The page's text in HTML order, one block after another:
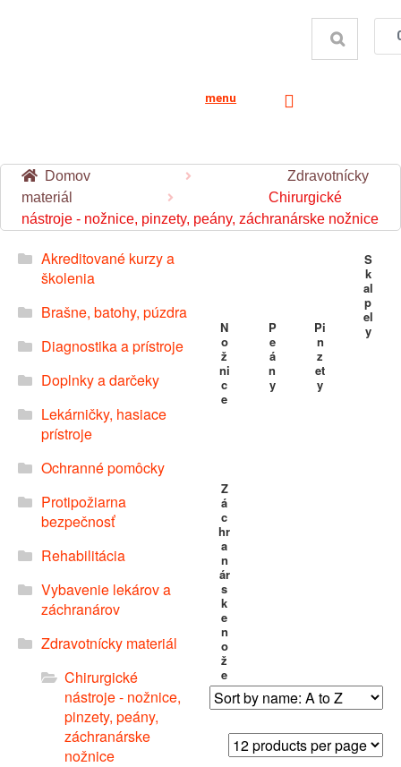
menu
Domov
Zdravotnícky
materiál
Chirurgické
nástroje - nožnice, pinzety, peány, záchranárske nožnice
Akreditované kurzy a
školenia
Brašne, batohy, púzdra
Diagnostika a prístroje
Doplnky a darčeky
Lekárničky, hasiace
prístroje
Ochranné pomôcky
Protipožiarna
bezpečnosť
Rehabilitácia
Vybavenie lekárov a
záchranárov
Zdravotnícky materiál
Chirurgické
nástroje - nožnice,
pinzety, peány,
záchranárske
nožnice
N
o
ž
ni
c
e
P
e
á
n
y
Pi
n
z
et
y
S
k
al
p
el
y
Z
á
c
hr
a
n
ár
s
k
e
n
o
ž
e